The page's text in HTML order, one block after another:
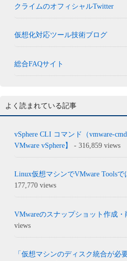
クライムのオフィシャルTwitter
仮想化対応ツール技術ブログ
総合FAQサイト
よく読まれている記事
vSphere CLI コマンド（vmware-
VMware vSphere】
- 316,859 views
Linux仮想マシンでVMware Toolsで
177,770 views
VMwareのスナップショット作成
views
「仮想マシンのディスク統合が必